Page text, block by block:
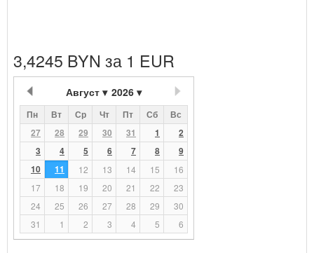
3,4245 BYN за 1 EUR
Август 2026
Пн Вт Ср Чт Пт Сб
Вс
27
28 29 30 31 1
2
3
4 5 6 7 8
9
10
11 12 13 14 15
16
17
18 19 20 21 22
23
24
25 26 27 28 29
30
31
1 2 3 4 5 6